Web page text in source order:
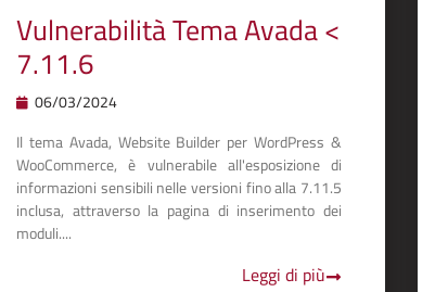
Vulnerabilità Tema Avada <
7.11.6
06/03/2024
Il tema Avada, Website Builder per WordPress &
WooCommerce, è vulnerabile all'esposizione di
informazioni sensibili nelle versioni fino alla 7.11.5
inclusa, attraverso la pagina di inserimento dei
moduli....
Leggi di più